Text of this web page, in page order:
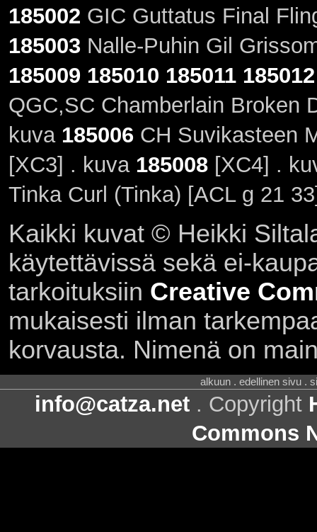
185002 GIC Guttatus Final
185003Nalle-Puhin Gil
185009 185010 185011 185012
QGC,SC Chamberlain Broken
kuva 185006CH Suvikasteen
[XC3] . kuva 185008[XC4] .
Tinka Curl (Tinka) [ACL g 21
Kaikki kuvat © Heikki
käytettävissä sekä ei-
tarkoituksiin Creative
mukaisesti ilman
korvausta. Nimenä on
alkuun . edellinen sivu .
info@catza.net . Copyright
Commons